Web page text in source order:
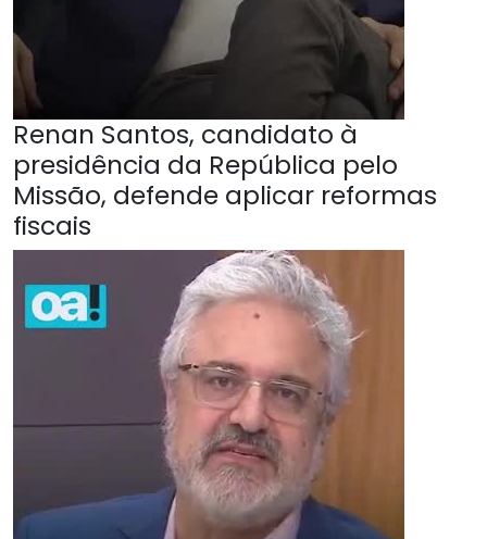
Renan Santos, candidato à
presidência da República pelo
Missão, defende aplicar reformas
fiscais